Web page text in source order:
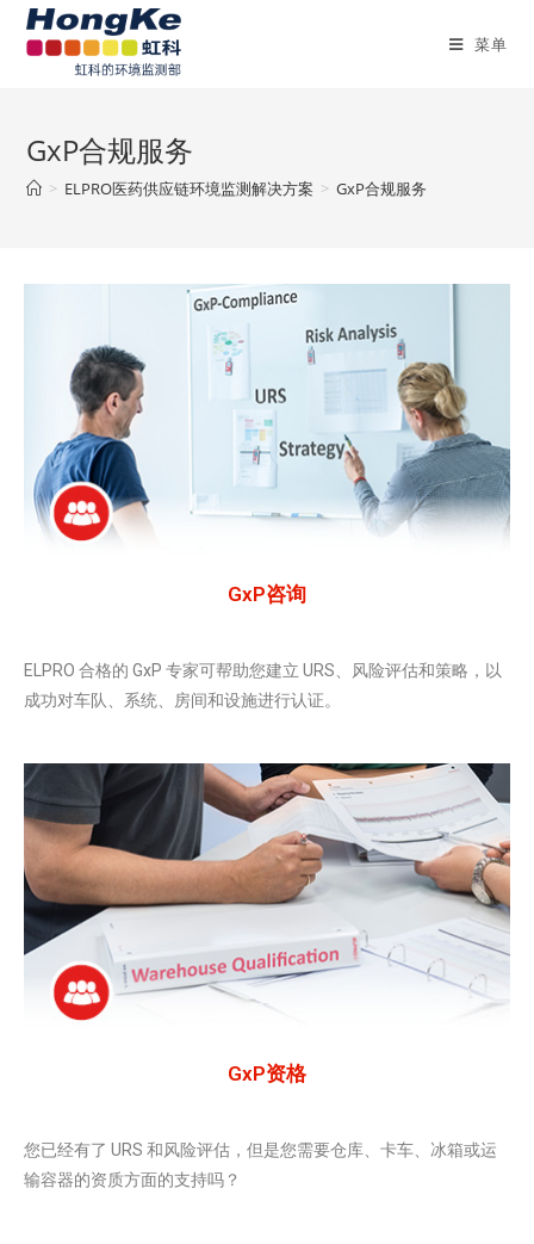
菜单
GxP合规服务
> ELPRO医药供应链环境监测解决方案 > GxP合规服务
GxP咨询
ELPRO 合格的 GxP 专家可帮助您建立 URS、风险评估和策略，以
成功对车队、系统、房间和设施进行认证。
GxP资格
您已经有了 URS 和风险评估，但是您需要仓库、卡车、冰箱或运
输容器的资质方面的支持吗？